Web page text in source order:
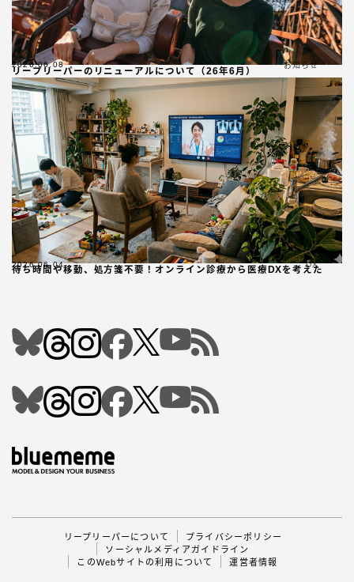
リープリーパーのリニューアルについて（26年6月）
2026.06.08 お知らせ
待ち時間や移動、処方箋不要！オンライン診療から医療DXを考えた
2026.06.04 DX
リープリーパーについて
プライバシーポリシー
ソーシャルメディアガイドライン
このWebサイトの利用について
運営者情報